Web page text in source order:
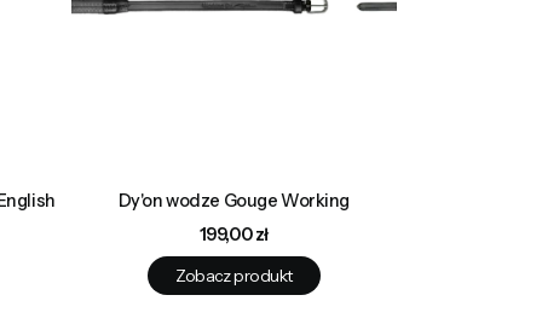
Dy'on wodze Gouge Working
Cena
199,00 zł
Zobacz produkt